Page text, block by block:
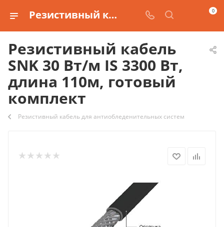
Резистивный кабель SNK 30 Вт/м IS 3300 Вт, длина 110м, готовый комплект купить 0
Резистивный кабель
SNK 30 Вт/м IS 3300 Вт,
длина 110м, готовый
комплект
Резистивный кабель для антиобледенительных систем